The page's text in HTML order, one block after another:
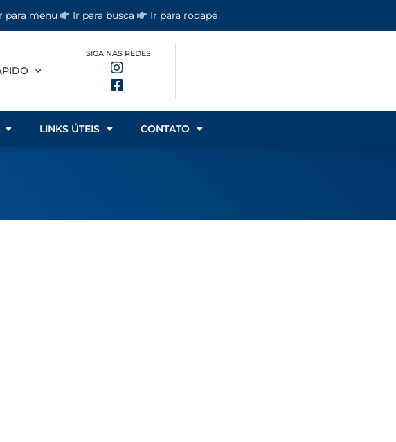
para menu Ir para busca Ir para rodapé
SIGA NAS REDES
LINKS ÚTEIS CONTATO